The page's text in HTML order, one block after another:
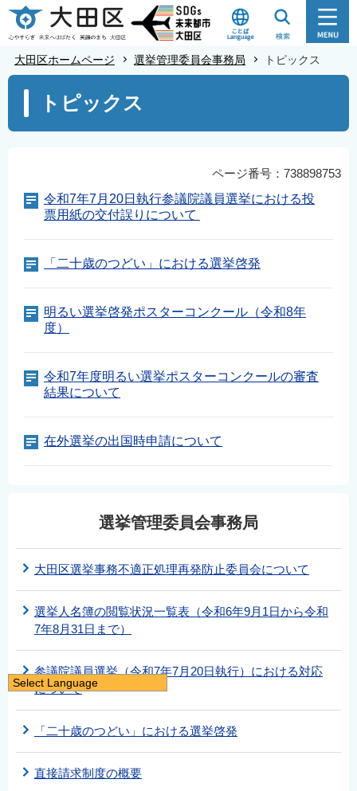
こ
の
ー
大田区ホームページ 選挙管理委員会事務局 トピックス
こ
トピックス
ページ番号：738898753
令和7年7月20日執行参議院議員選挙における投
票用紙の交付誤りについて
「二十歳のつどい」における選挙啓発
明るい選挙啓発ポスターコンクール（令和8年
度）
令和7年度明るい選挙ポスターコンクールの審査
結果について
在外選挙の出国時申請について
選挙管理委員会事務局
大田区選挙事務不適正処理再発防止委員会について
選挙人名簿の閲覧状況一覧表（令和6年9月1日から令和
7年8月31日まで）
参議院議員選挙（令和7年7月20日執行）における対応
について
「二十歳のつどい」における選挙啓発
直接請求制度の概要
Select Language
English
简体中文
繁體中文